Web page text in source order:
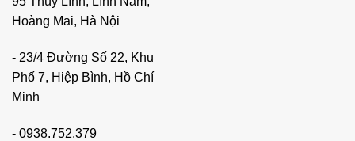
Hoàng Mai, Hà Nội
- 23/4 Đường Số 22, Khu
Phố 7, Hiệp Bình, Hồ Chí
Minh
- 0938.752.379